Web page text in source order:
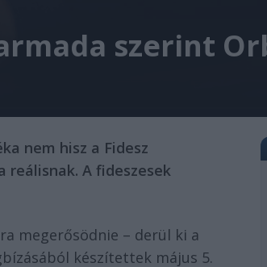
szerint
nem hisz a Fidesz
reálisnak. A fideszesek
megerősödnie – derül ki a
készítettek május 5.